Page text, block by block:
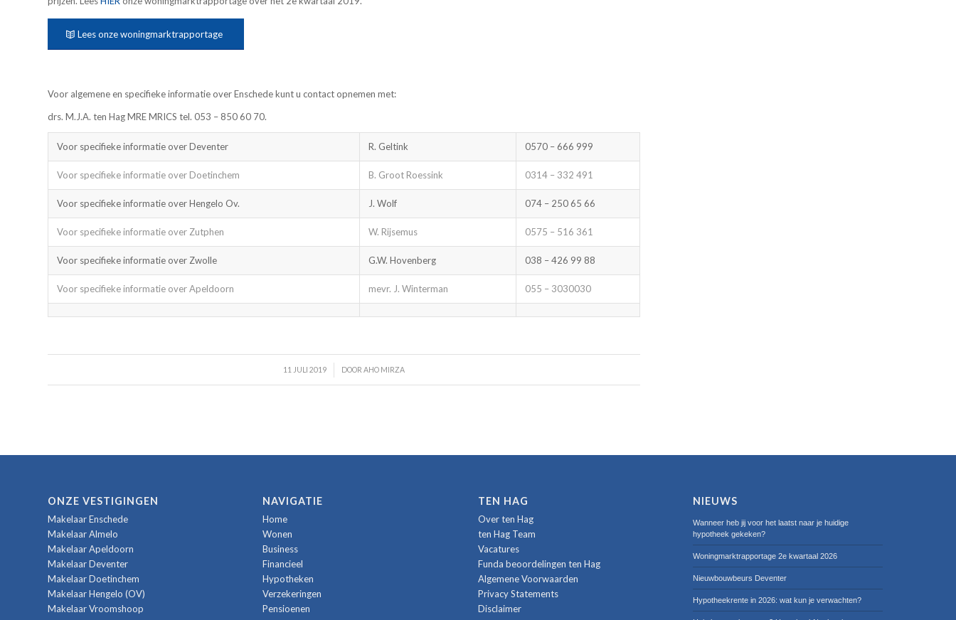
Lees onze woningmarktrapportage
Voor algemene en specifieke informatie over Enschede kunt u contact opnemen met:
drs. M.J.A. ten Hag MRE MRICS tel. 053 – 850 60 70.
Voor specifieke informatie over Deventer R. Geltink 0570 – 666 999
Voor specifieke informatie over Doetinchem B. Groot Roessink 0314 – 332 491
Voor specifieke informatie over Hengelo Ov. J. Wolf 074 – 250 65 66
Voor specifieke informatie over Zutphen W. Rijsemus 0575 – 516 361
Voor specifieke informatie over Zwolle G.W. Hovenberg 038 – 426 99 88
Voor specifieke informatie over Apeldoorn mevr. J. Winterman 055 – 3030030
11 JULI 2019
/ DOORAHO MIRZA
ONZE VESTIGINGEN
Makelaar Enschede
Makelaar Almelo
Makelaar Apeldoorn
Makelaar Deventer
Makelaar Doetinchem
Makelaar Hengelo (OV)
Makelaar Vroomshoop
NAVIGATIE
Home
Wonen
Business
Financieel
Hypotheken
Verzekeringen
Pensioenen
TEN HAG
Over ten Hag
ten Hag Team
Vacatures
Funda beoordelingen ten Hag
Algemene Voorwaarden
Privacy Statements
Disclaimer
NIEUWS
Wanneer heb jij voor het laatst naar je huidige
hypotheek gekeken?
Woningmarktrapportage 2e kwartaal 2026
Nieuwbouwbeurs Deventer
Hypotheekrente in 2026: wat kun je verwachten?